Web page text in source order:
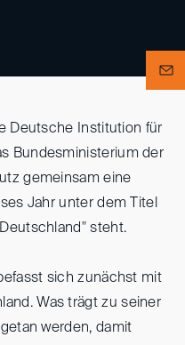
Deutsche Institution für
Bundesministerium der
gemeinsam eine
Jahr unter dem Titel
steht.
sich zunächst mit
Was trägt zu seiner
werden, damit